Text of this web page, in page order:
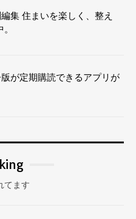
集 住まいを楽しく、整え
が定期購読できるアプリが
てます